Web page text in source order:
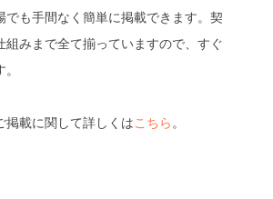
でも手間なく簡単に掲載できます。契
組みまで全て揃っていますので、すぐ
掲載に関して詳しくはこちら 。